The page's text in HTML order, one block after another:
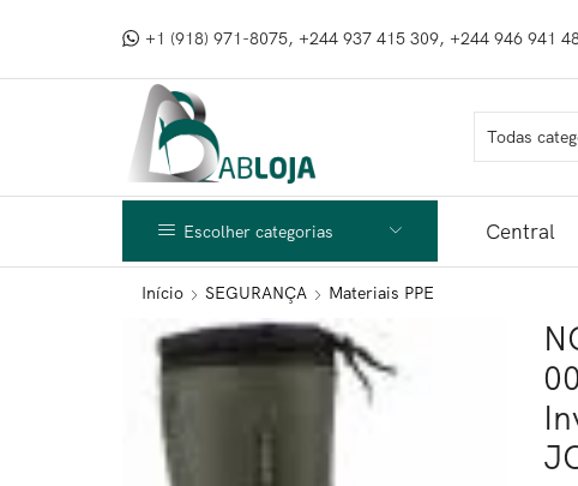
+1 (918) 971-8075, +244 937 415 309, +244 946 941
Escolher categorias Central
Início SEGURANÇA Materiais PPE